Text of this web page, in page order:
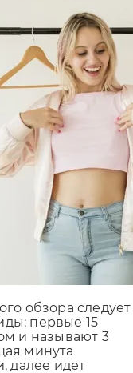
обзора следует
первые 15
и называют 3
минута
далее идет